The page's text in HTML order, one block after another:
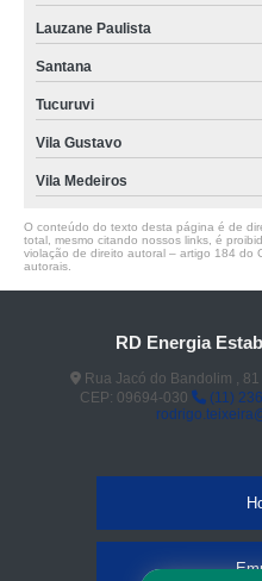
Lauzane Paulista
Santana
Tucuruvi
Vila Gustavo
Vila Medeiros
O conteúdo do texto desta página é de
total, mesmo citando nossos links, é
violação de direito autoral – artigo 184 do
autorais
RD Energia
Rua Jacó do Bandolim ,
CEP: 09694-030
(11)